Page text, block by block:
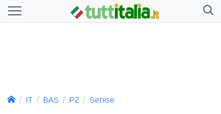
IT BAS PZ Senise